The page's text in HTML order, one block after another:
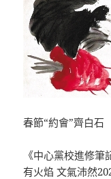
春節“約會”齊白石
《中心黨校進修
有火焰 文氣沛然